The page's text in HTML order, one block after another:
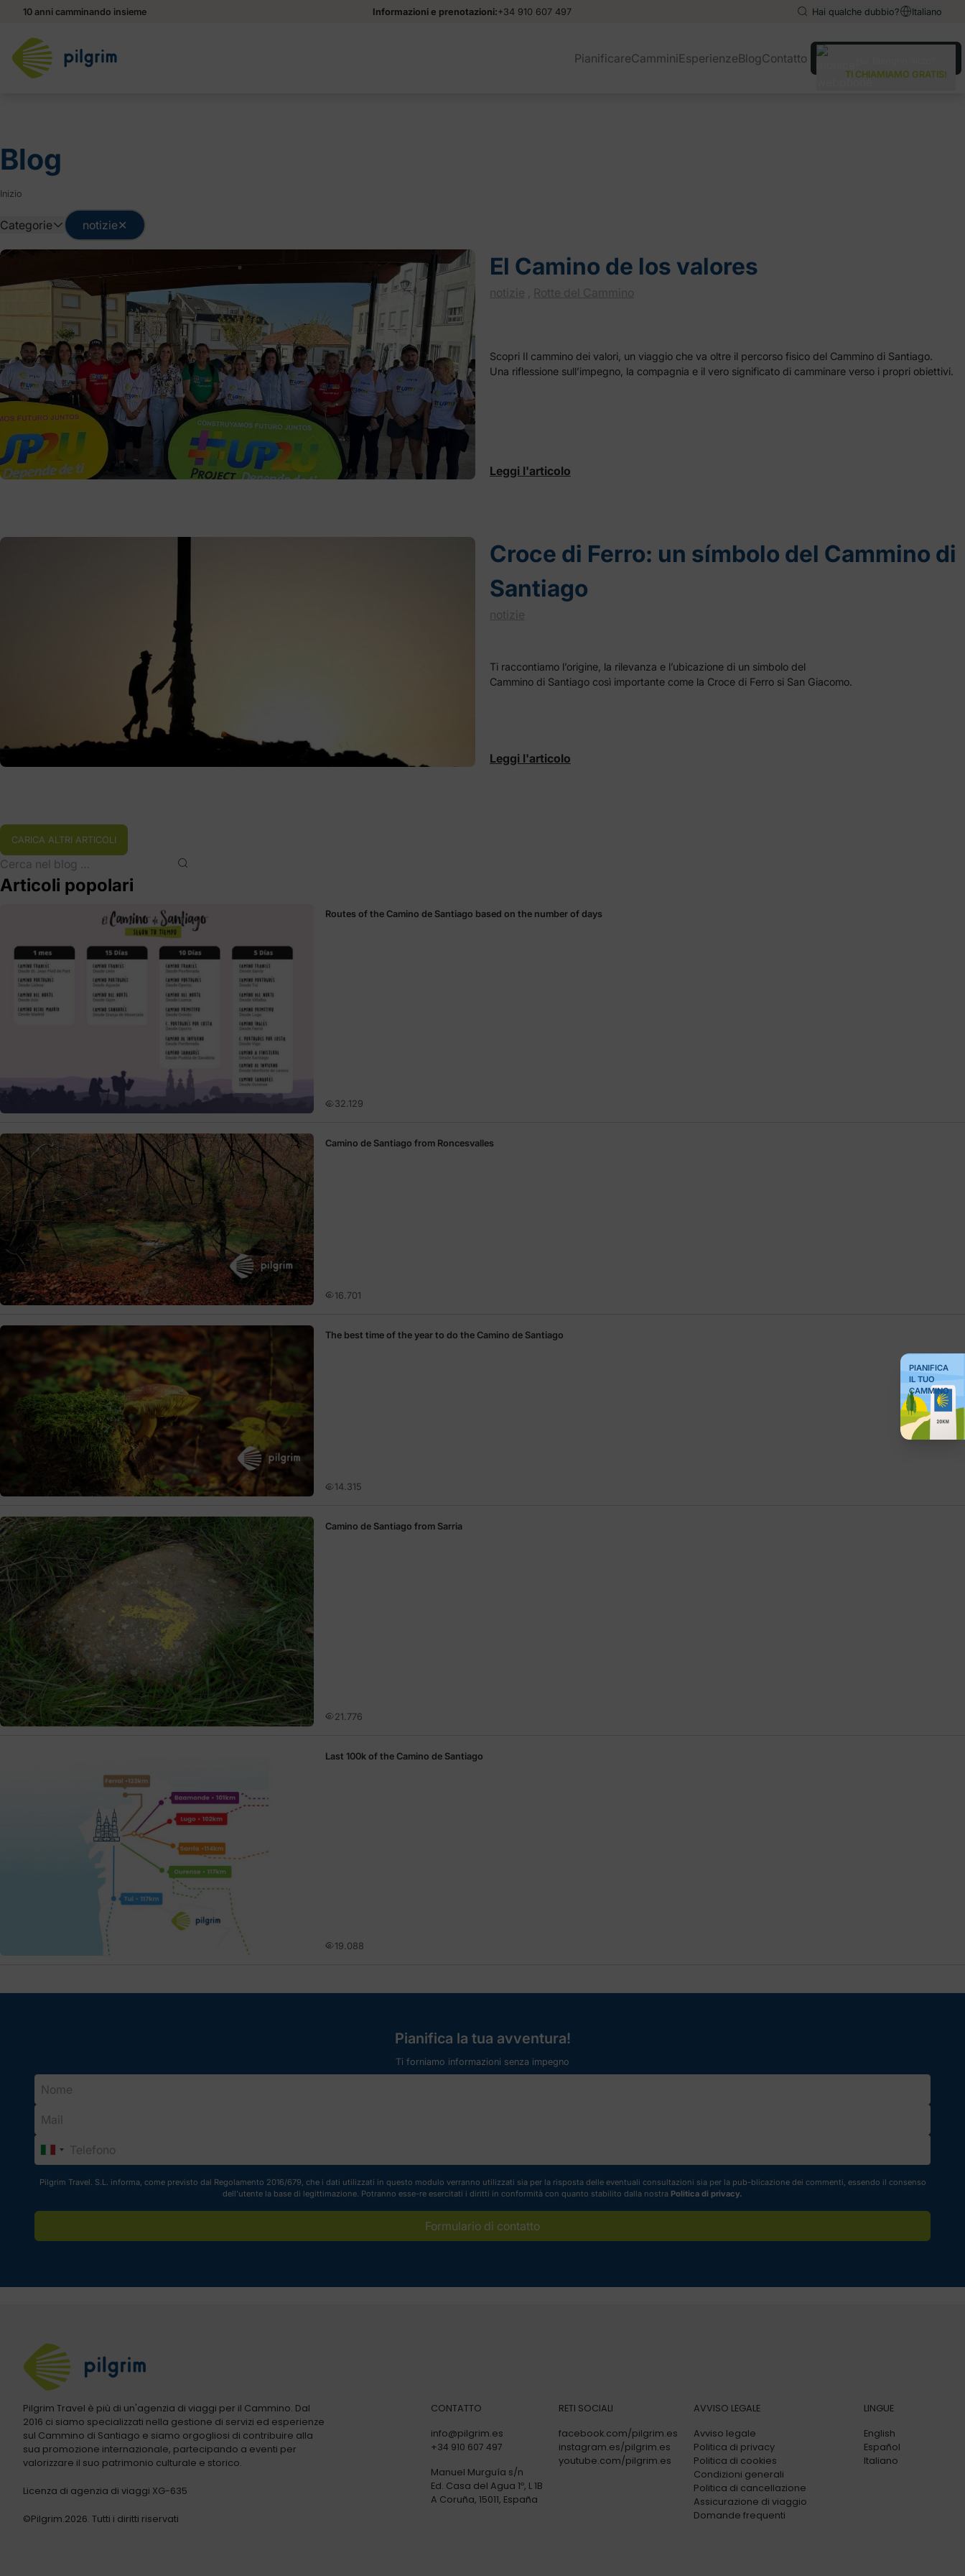
10 anni camminando insieme Informazioni e prenotazioni:+34 910 607 497 Hai qualche dubbio? Italiano
English
English
PianificareCamminiEsperienzeBlogContatto
TI CHIAMIAMO GRATIS!
PIANIFICA
IL TUO
CAMMINO
Blog
Inizio
Categorie notizie✕
El Camino de los valores
notizie Rotte del Cammino
Scopri Il cammino dei valori, un viaggio che va oltre il percorso fisico del Cammino di Santiago.
Una riflessione sull’impegno, la compagnia e il vero significato di camminare verso i propri obiettivi.
Leggi l'articolo
Croce di Ferro: un símbolo del Cammino di
Santiago
notizie
Ti raccontiamo l’origine, la rilevanza e l’ubicazione di un simbolo del
Cammino di Santiago così importante come la Croce di Ferro si San Giacomo.
Leggi l'articolo
CARICA ALTRI ARTICOLI
Articoli popolari
Routes of the Camino de Santiago based on the number of days
32.129
Camino de Santiago from Roncesvalles
16.701
The best time of the year to do the Camino de Santiago
14.315
Camino de Santiago from Sarria
21.776
Last 100k of the Camino de Santiago
19.088
Pianifica la tua avventura!
Ti forniamo informazioni senza impegno
Pilgrim Travel. S.L. informa, come previsto dal Regolamento 2016/679, che i dati utilizzati in questo modulo verranno utilizzati sia per la risposta delle eventuali consultazioni sia per la pub-blicazione dei commenti, essendo il consenso
dell'utente la base di legittimazione. Potranno esse-re esercitati i diritti in conformità con quanto stabilito dalla nostra Politica di privacy.
Formulario di contatto
Pilgrim Travel è più di un'agenzia di viaggi per il Cammino. Dal
2016 ci siamo specializzati nella gestione di servizi ed esperienze
sul Cammino di Santiago e siamo orgogliosi di contribuire alla
sua promozione internazionale, partecipando a eventi per
valorizzare il suo patrimonio culturale e storico.
Licenza di agenzia di viaggi XG-635
©Pilgrim.2026. Tutti i diritti riservati
CONTATTO
info@pilgrim.es
+34 910 607 497
Manuel Murguía s/n
Ed. Casa del Agua 1º, L 1B
A Coruña, 15011, España
RETI SOCIALI
facebook.com/pilgrim.es
instagram.es/pilgrim.es
youtube.com/pilgrim.es
AVVISO LEGALE
Avviso legale
Politica di privacy
Politica di cookies
Condizioni generali
Politica di cancellazione
Assicurazione di viaggio
Domande frequenti
LINGUE
English
Español
Italiano